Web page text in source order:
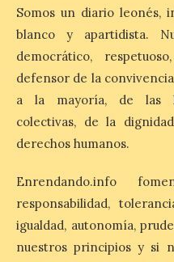
10 Ago 2026
Nicanor
El Espino
del
con los
rural.
capacidad de los
para generar actividad
Cruz Roja
Gran Premio de
Somos un diario leonés,
blanco y apartidista.
democrático,
defensor de la
a la mayoría, de las
colectivas, de la
derechos humanos.
Enrendando.info
responsabilidad,
igualdad, autonomía,
nuestros principios y si